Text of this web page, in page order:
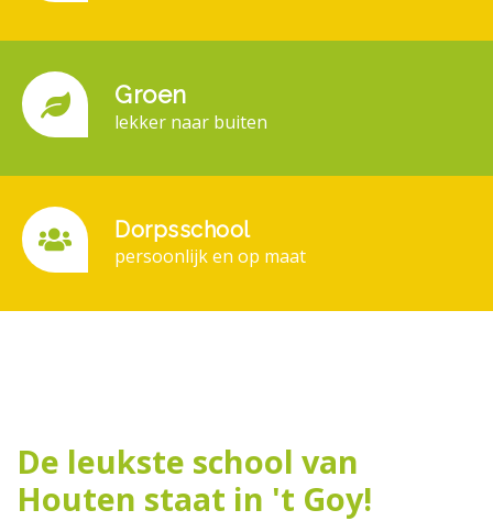
Groen
lekker naar buiten
Dorpsschool
persoonlijk en op maat
De leukste school van
Houten staat in 't Goy!